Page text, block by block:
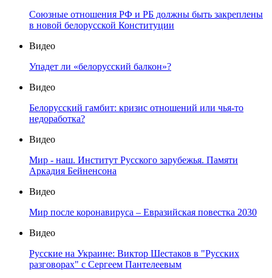
Союзные отношения РФ и РБ должны быть закреплены
в новой белорусской Конституции
Видео
Упадет ли «белорусский балкон»?
Видео
Белорусский гамбит: кризис отношений или чья-то
недоработка?
Видео
Мир - наш. Институт Русского зарубежья. Памяти
Аркадия Бейненсона
Видео
Мир после коронавируса – Евразийская повестка 2030
Видео
Русские на Украине: Виктор Шестаков в "Русских
разговорах" с Сергеем Пантелеевым